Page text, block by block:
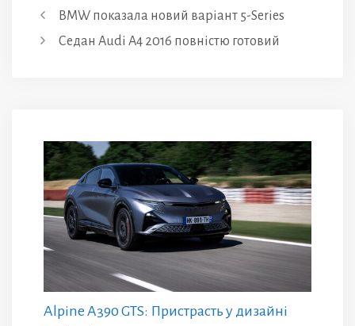
BMW показала новий варіант 5-Series
Седан Audi A4 2016 повністю готовий
Alpine A390 GTS: Пристрасть у дизайні